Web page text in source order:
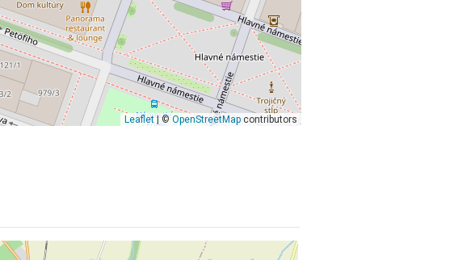
Leaflet| ©OpenStreetMapcontributors